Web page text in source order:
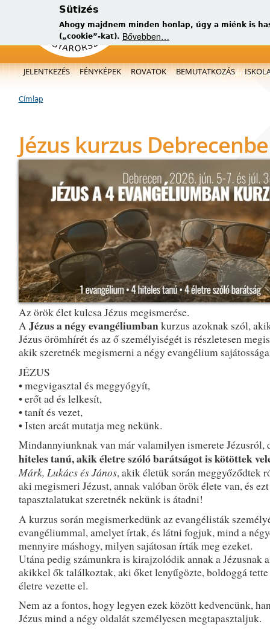
Sütizés
Ahogy majdnem minden honlap, úgy a miénk is
(„cookie”-kat). Bővebben…
új,
Főmenü
JELENTKEZÉS FÉNYKÉPEK ROVATOK BEMUTATKOZÁS
Jelenlegi hely
Címlap
Jézus kurzus
Az örök élet kulcsa Jézus megismerése.
AJézus a négy evangéliumbankurzus azoknak szól,
Jézus örömhírét és az ő személyiségét is részletesen
akik szeretnék megismerni a négy evangélium
JÉZUS
• megvigasztal és meggyógyít,
• erőt ad és lelkesít,
• tanít és vezet,
• Isten arcát mutatja meg nekünk.
Mindannyiunknak van már valamilyen ismerete Jézusról,
hiteles tanú, akik életre szóló barátságot is kötöttek
Márk, Lukács és János, akik életük során meggyőződtek
aki megismeri Jézust, annak valóban örök élete van, és
tapasztalatukat szeretnék nekünk is átadni!
A kurzus során megismerkedünk az evangélisták
evangéliummal, amelyet írtak, és látni fogjuk, mind a
mennyire máshogy, milyen sajátosan írták meg ezeket.
Utána pedig számunkra is kirajzolódik annak a Jézusnak
akikkel ők találkoztak, aki őket lenyűgözte, boldoggá tette
életre vezette el.
Nem az a fontos, hogy legyen ezek között kedvencünk,
Jézus mind a négy oldalát személyesen megtapasztaljuk.